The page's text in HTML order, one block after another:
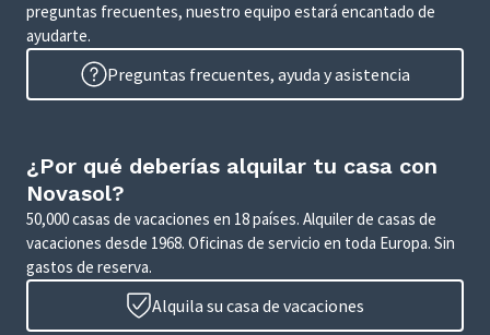
preguntas frecuentes, nuestro equipo estará encantado de
ayudarte.
Preguntas frecuentes, ayuda y asistencia
¿Por qué deberías alquilar tu casa con
Novasol?
50,000 casas de vacaciones en 18 países. Alquiler de casas de
vacaciones desde 1968. Oficinas de servicio en toda Europa. Sin
gastos de reserva.
Alquila su casa de vacaciones